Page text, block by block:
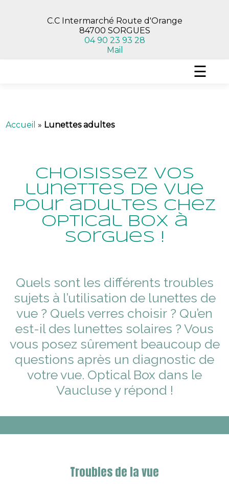
C.C Intermarché Route d'Orange
84700 SORGUES
04 90 23 93 28
Mail
☰
Accueil » Lunettes adultes
Choisissez vos
lunettes de vue
pour adultes chez
Optical Box à
Sorgues !
Quels sont les différents troubles
sujets à l’utilisation de lunettes de
vue ? Quels verres choisir ? Qu’en
est-il des lunettes solaires ? Vous
vous posez sûrement beaucoup de
questions après un diagnostic de
votre vue. Optical Box dans le
Vaucluse y répond !
Troubles de la vue